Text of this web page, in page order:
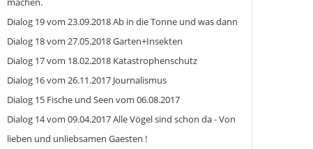
Dialog 19 vom 23.09.2018 Ab in die Tonne und was dann
Dialog 18 vom 27.05.2018 Garten+Insekten
Dialog 17 vom 18.02.2018 Katastrophenschutz
Dialog 16 vom 26.11.2017 Journalismus
Dialog 15 Fische und Seen vom 06.08.2017
Dialog 14 vom 09.04.2017 Alle Vögel sind schon da - Von
lieben und unliebsamen Gaesten !